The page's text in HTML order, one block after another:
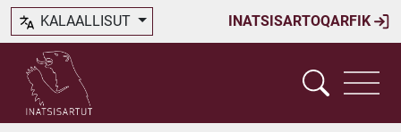
INATSISARTOQARFIK
KALAALLISUT